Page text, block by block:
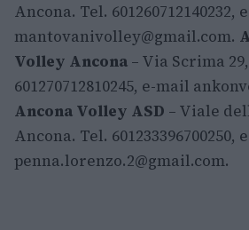
Ancona. Tel. 601260712140232,
mantovanivolley@gmail.com.
Volley Ancona – Via Scrima
601270712810245, e-mail
Ancona Volley ASD – Viale
Ancona. Tel. 601233396700250,
penna.lorenzo.2@gmail.com.